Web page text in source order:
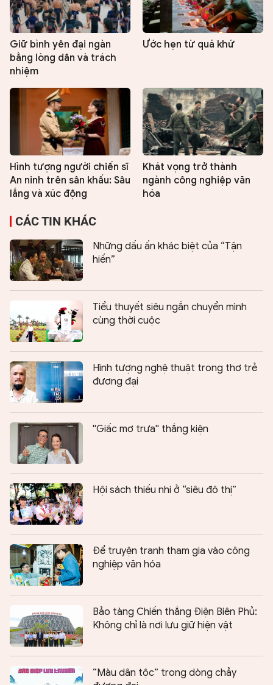
Giữ bình yên đại ngàn
bằng lòng dân và trách
nhiệm
Ước hẹn từ quá khứ
Hình tượng người chiến sĩ
An ninh trên sân khấu: Sâu
lắng và xúc động
Khát vọng trở thành
ngành công nghiệp văn
hóa
CÁC TIN KHÁC
Những dấu ấn khác biệt của “Tận
hiến”
Tiểu thuyết siêu ngắn chuyển mình
cùng thời cuộc
Hình tượng nghệ thuật trong thơ trẻ
đương đại
''Giấc mơ trưa'' thắng kiện
Hội sách thiếu nhi ở “siêu đô thị”
Để truyện tranh tham gia vào công
nghiệp văn hóa
Bảo tàng Chiến thắng Điện Biên Phủ:
Không chỉ là nơi lưu giữ hiện vật
“Màu dân tộc” trong dòng chảy